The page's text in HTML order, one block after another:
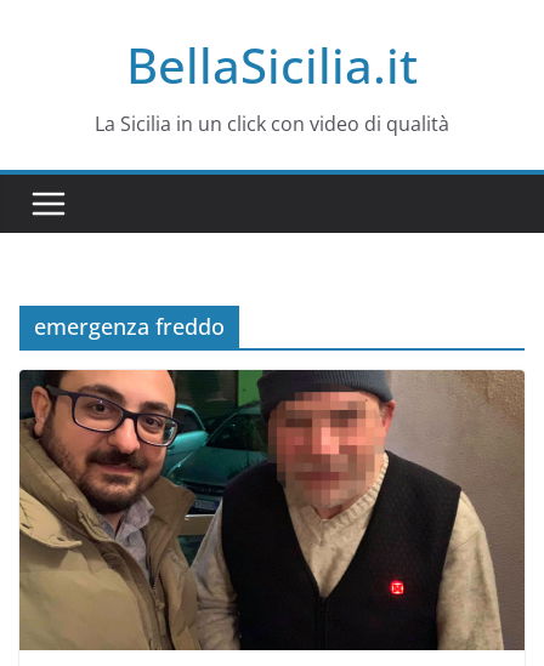
BellaSicilia.it
La Sicilia in un click con video di qualità
emergenza freddo